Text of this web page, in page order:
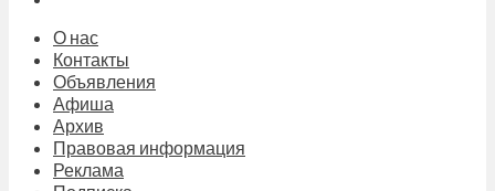
О нас
Контакты
Объявления
Афиша
Архив
Правовая информация
Реклама